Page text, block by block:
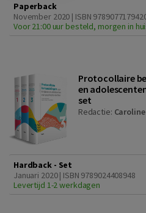
Paperback
November 2020 | ISBN
Voor 21:00 uur besteld, morgen in
Protocollaire
en
set
Redactie:
Hardback - Set
Januari 2020 | ISBN 9789024408948
Levertijd 1-2 werkdagen